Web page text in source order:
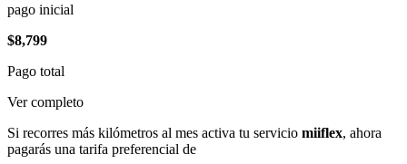
pago inicial
$8,799
Pago total
Ver completo
Si recorres más kilómetros al mes activa tu servicio miiflex, ahora
pagarás una tarifa preferencial de